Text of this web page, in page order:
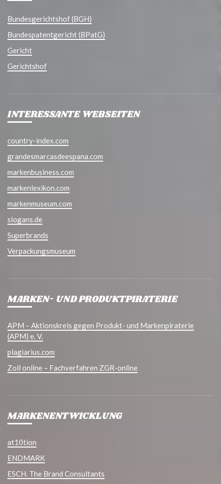
Bundesgerichtshof (BGH)
Bundespatentgericht (BPatG)
Gericht
Gerichtshof
INTERESSANTE WEBSEITEN
country-index.com
grandesmarcasdeespana.com
markenbusiness.com
markenlexikon.com
markenmuseum.com
slogans.de
Superbrands
Verpackungsmuseum
MARKEN- UND PRODUKTPIRATERIE
APM – Aktionskreis gegen Produkt- und Markenpiraterie
(APM) e. V.
plagiarius.com
Zoll online – Fachverfahren ZGR-online
MARKENENTWICKLUNG
at10tion
ENDMARK
ESCH. The Brand Consultants